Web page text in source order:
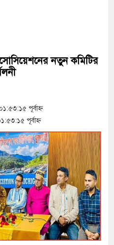
নতুন কমিটির
পূর্বাহ্ন
পূর্বাহ্ন